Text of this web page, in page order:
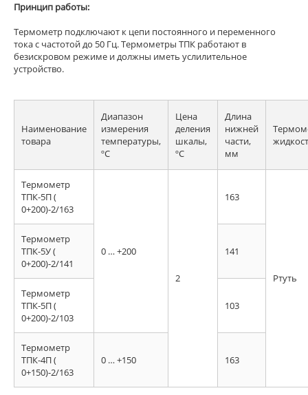
Принцип работы:
Термометр подключают к цепи постоянного и переменного
тока с частотой до 50 Гц. Термометры ТПК работают в
безискровом режиме и должны иметь услилительное
устройство.
Наименование
товара
Диапазон
измерения
температуры,
ºC
Цена
деления
шкалы,
ºC
Длина
нижней
части,
мм
Термометр
ТПК-5П (
0+200)-2/163
0 … +200
2
163
Ртуть
Термометр
ТПК-5У (
0+200)-2/141
141
Термометр
ТПК-5П (
0+200)-2/103
103
Термометр
ТПК-4П (
0+150)-2/163
0 … +150 163